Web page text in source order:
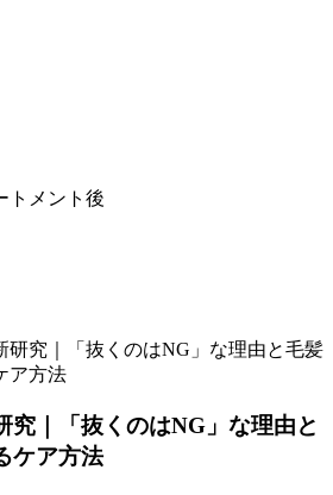
研究｜「抜くのはNG」な理由と毛髪
ア方法
究｜「抜くのはNG」な理由と
ケア方法